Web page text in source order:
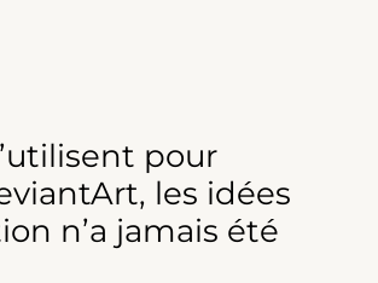
pour
les idées
n’a jamais été